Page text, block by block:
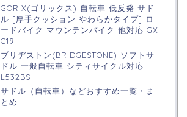
GORIX(ゴリックス) 自転車 低反発 サド
ル [厚手クッション やわらかタイプ] ロ
ードバイク マウンテンバイク 他対応 GX-
C19
ブリヂストン(BRIDGESTONE) ソフトサ
ドル 一般自転車 シティサイクル対応
L532BS
サドル（自転車）などおすすめ一覧・ま
とめ